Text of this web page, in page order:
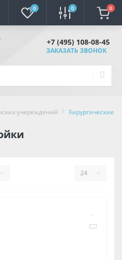
0 0 0
+7 (495) 108-08-45
ЗАКАЗАТЬ ЗВОНОК
учереждений Хирургические